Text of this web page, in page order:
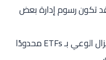
تكون رسوم إدارة بعض
لا يزال الوعي بـ ETFs محدودًا